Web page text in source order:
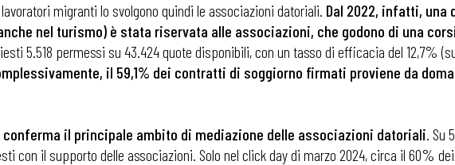
migranti lo svolgono quindi le associazioni datoriali. Dal 2022, infatti, una
nel turismo) è stata riservata alle associazioni, che godono di una
5.518 permessi su 43.424 quote disponibili, con un tasso di efficacia del 12,7%
il 59,1% dei contratti di soggiorno firmati proviene da
il principale ambito di mediazione delle associazioni datoriali. Su
con il supporto delle associazioni. Solo nel click day di marzo 2024, circa il 60%